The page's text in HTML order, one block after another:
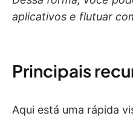
aplicativos e flutuar
Principais
Aqui está uma rápida